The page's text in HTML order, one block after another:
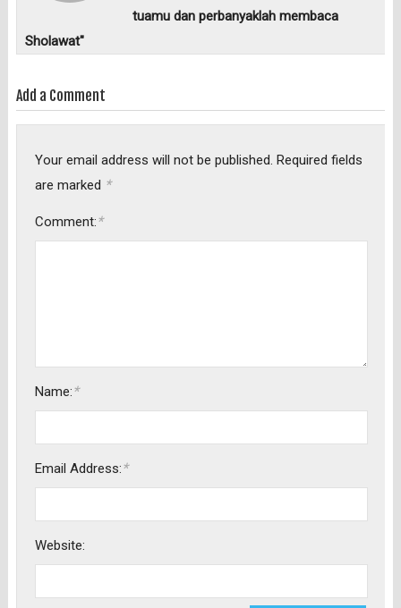
tuamu dan perbanyaklah membaca
Sholawat"
Add a Comment
Your email address will not be published. Required fields
are marked *
Comment:*
Name:*
Email Address:*
Website: